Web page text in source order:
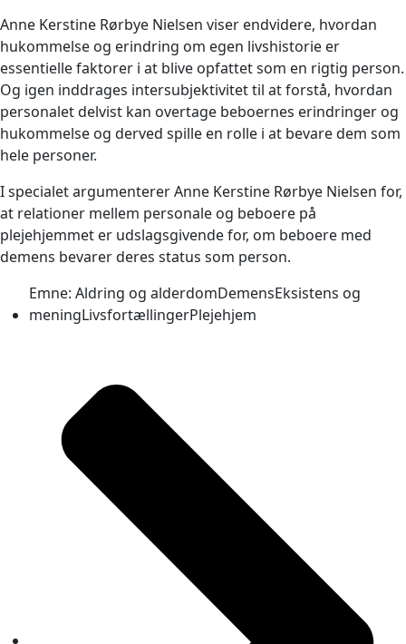
Anne Kerstine Rørbye Nielsen viser endvidere, hvordan
hukommelse og erindring om egen livshistorie er
essentielle faktorer i at blive opfattet som en rigtig person.
Og igen inddrages intersubjektivitet til at forstå, hvordan
personalet delvist kan overtage beboernes erindringer og
hukommelse og derved spille en rolle i at bevare dem som
hele personer.
I specialet argumenterer Anne Kerstine Rørbye Nielsen for,
at relationer mellem personale og beboere på
plejehjemmet er udslagsgivende for, om beboere med
demens bevarer deres status som person.
Emne: Aldring og alderdomDemensEksistens og
meningLivsfortællingerPlejehjem